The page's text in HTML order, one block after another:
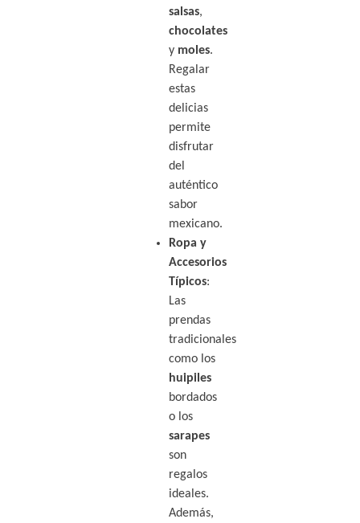
salsas,
chocolates
y moles.
Regalar
estas
delicias
permite
disfrutar
del
auténtico
sabor
mexicano.
Ropa y
Accesorios
Típicos:
Las
prendas
tradicionales
como los
huipiles
bordados
o los
sarapes
son
regalos
ideales.
Además,